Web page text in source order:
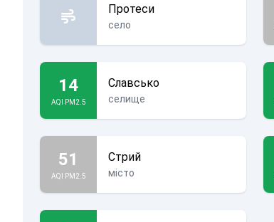
Протеси
село
14
AQI PM2.5
Славсько
селище
51
AQI PM2.5
Стрий
місто